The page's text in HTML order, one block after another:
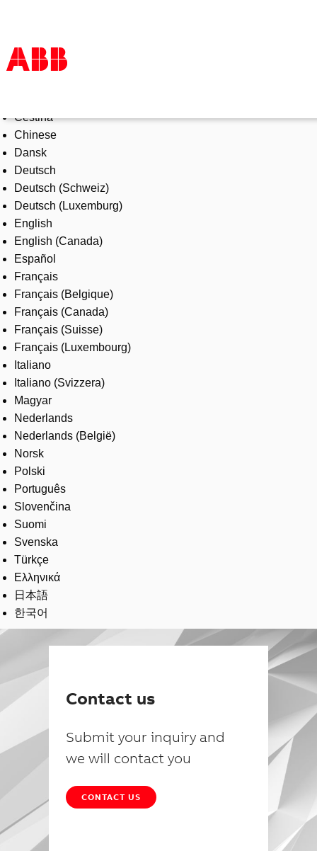
Products & Solutions
Industries
Services
About us
Where to buy
Contact us
Careers
Čeština
Chinese
Dansk
Deutsch
Deutsch (Schweiz)
Deutsch (Luxemburg)
English
English (Canada)
Español
Français
Français (Belgique)
Français (Canada)
Français (Suisse)
Français (Luxembourg)
Italiano
Italiano (Svizzera)
Magyar
Nederlands
Nederlands (België)
Norsk
Polski
Português
Slovenčina
Suomi
Svenska
Türkçe
Ελληνικά
日本語
한국어
Contact us
Submit your inquiry and
we will contact you
CONTACT US